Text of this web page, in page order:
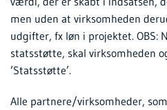
men uden at virksomheden
udgifter, fx løn i projektet. OBS:
statsstøtte, skal virksomheden
’Statsstøtte’.
Alle partnere/virksomheder,